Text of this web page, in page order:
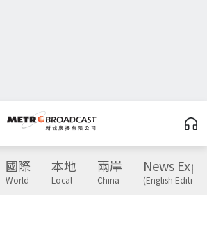
國際
World
本地
Local
兩岸
China
News
(English Edition)